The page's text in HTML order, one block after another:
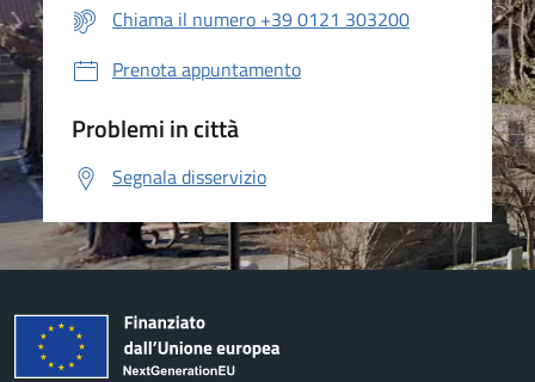
Chiama il numero +39 0121 303200
Prenota appuntamento
Problemi in città
Segnala disservizio